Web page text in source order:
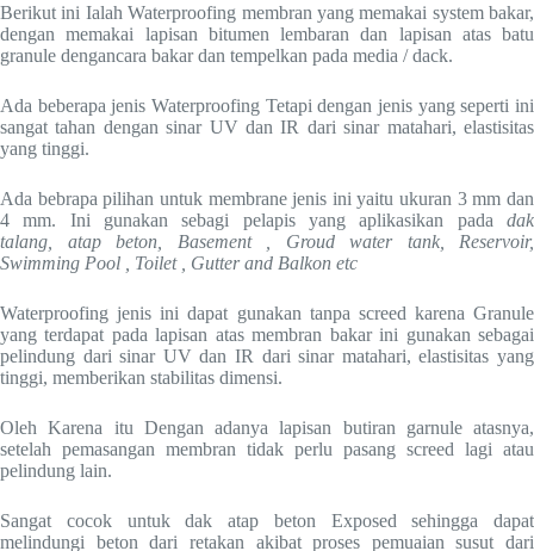
Berikut ini Ialah Waterproofing membran yang memakai system bakar,
dengan memakai lapisan bitumen lembaran dan lapisan atas batu
granule dengancara bakar dan tempelkan pada media / dack.
Ada beberapa jenis Waterproofing Tetapi dengan jenis yang seperti ini
sangat tahan dengan sinar UV dan IR dari sinar matahari, elastisitas
yang tinggi.
Ada bebrapa pilihan untuk membrane jenis ini yaitu ukuran 3 mm dan
4 mm. Ini gunakan sebagi pelapis yang aplikasikan pada dak
talang, atap beton, Basement , Groud water tank, Reservoir,
Swimming Pool , Toilet , Gutter and Balkon etc
Waterproofing jenis ini dapat gunakan tanpa screed karena Granule
yang terdapat pada lapisan atas membran bakar ini gunakan sebagai
pelindung dari sinar UV dan IR dari sinar matahari, elastisitas yang
tinggi, memberikan stabilitas dimensi.
Oleh Karena itu Dengan adanya lapisan butiran garnule atasnya,
setelah pemasangan membran tidak perlu pasang screed lagi atau
pelindung lain.
Sangat cocok untuk dak atap beton Exposed sehingga dapat
melindungi beton dari retakan akibat proses pemuaian susut dari